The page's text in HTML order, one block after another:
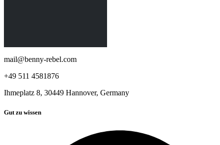
mail@benny-rebel.com
+49 511 4581876
Ihmeplatz 8, 30449 Hannover, Germany
Gut zu wissen